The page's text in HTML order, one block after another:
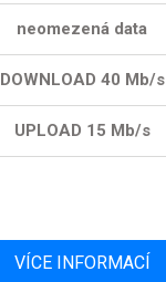
neomezená data
DOWNLOAD 40 Mb/s
UPLOAD 15 Mb/s
VÍCE INFORMACÍ